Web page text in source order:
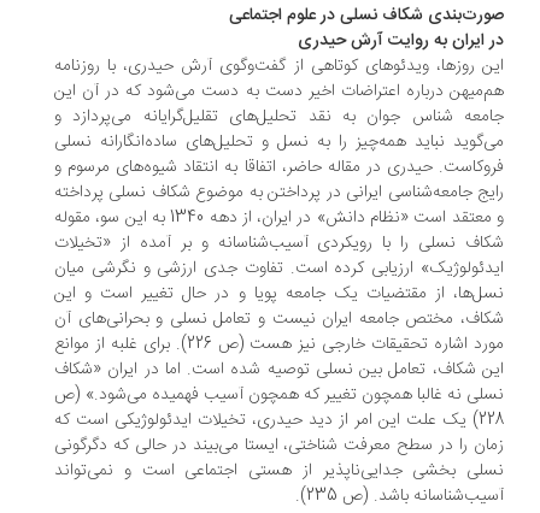
صورت‌بندی شکاف نسلی در علوم اجتماعی
در ایران به روایت آرش حیدری
این روزها، ویدئوهای کوتاهی از گفت‌وگوی آرش حیدری، با روزنامه
هم‌میهن درباره اعتراضات اخیر دست به دست می‌شود که در آن این
جامعه شناس جوان به نقد تحلیل‌های تقلیل‌گرایانه می‌پردازد و
می‌گوید نباید همه‌چیز را به نسل و تحلیل‌های ساده‌انگارانه نسلی
فروکاست. حیدری در مقاله حاضر، اتفاقا به انتقاد شیوه‌های مرسوم و
رایج جامعه‌شناسی ایرانی در پرداختن به موضوع شکاف نسلی پرداخته
و معتقد است «نظام دانش» در ایران، از دهه 1340 به این سو، مقوله
شکاف نسلی را با رویکردی آسیب‌شناسانه و بر آمده از «تخیلات
ایدئولوژیک» ارزیابی کرده است. تفاوت جدی ارزشی و نگرشی میان
نسل‌ها، از مقتضیات یک جامعه پویا و در حال تغییر است و این
شکاف، مختص جامعه ایران نیست و تعامل نسلی و بحرانی‌های آن
مورد اشاره تحقیقات خارجی نیز هست (ص 226). برای غلبه از موانع
این شکاف، تعامل بین نسلی توصیه شده است. اما در ایران «شکاف
نسلی نه غالبا همچون تغییر که همچون آسیب فهمیده می‌شود.» (ص
228) یک علت این امر از دید حیدری، تخیلات ایدئولوژیکی است که
زمان را در سطح معرفت شناختی، ایستا می‌بیند در حالی که دگرگونی
نسلی بخشی جدایی‌ناپذیر از هستی اجتماعی است و نمی‌تواند
آسیب‌شناسانه باشد. (ص 235).